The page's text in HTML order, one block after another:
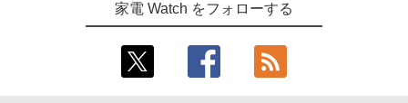
家電 Watch をフォローする